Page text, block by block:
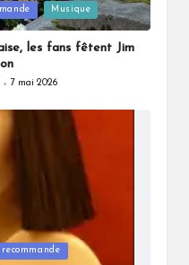
Musique
les fans fêtent Jim
7 mai 2026